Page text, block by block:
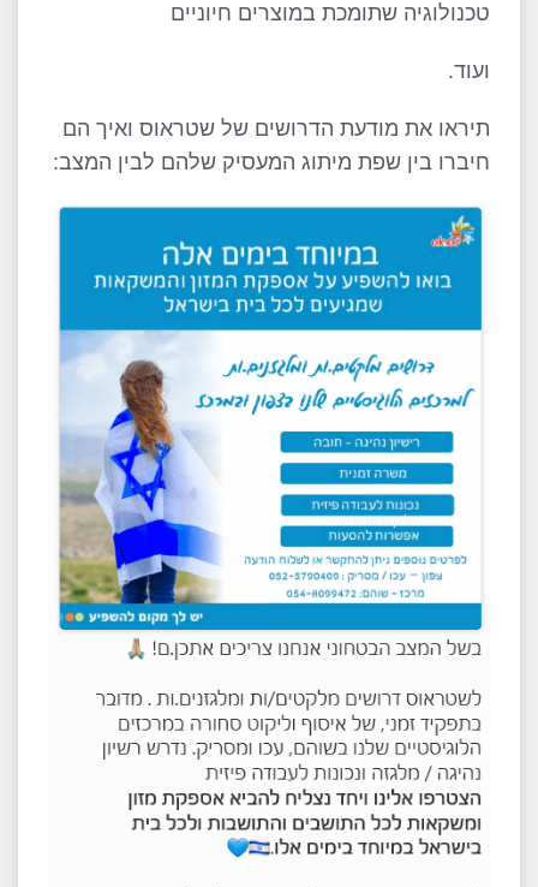
טכנולוגיה שתומכת במוצרים חיוניים
ועוד.
תיראו את מודעת הדרושים של שטראוס ואיך הם
חיברו בין שפת מיתוג המעסיק שלהם לבין המצב: